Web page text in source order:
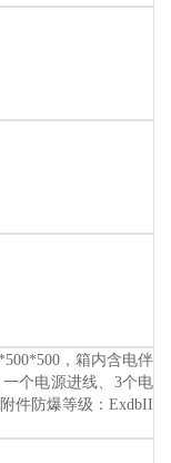
，箱内含电伴
个电源进线、3个电
件防爆等级：ExdbII